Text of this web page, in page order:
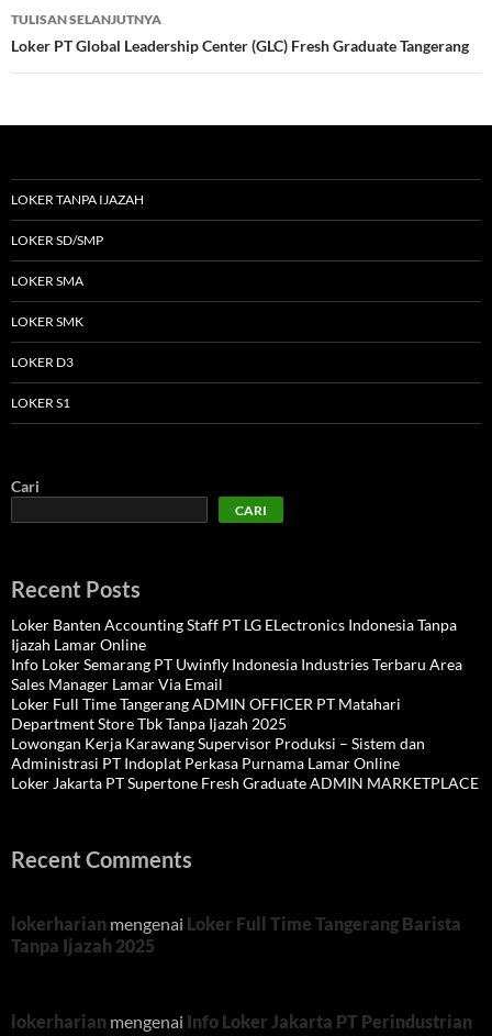
TULISAN SELANJUTNYA
Loker PT Global Leadership Center (GLC) Fresh Graduate Tangerang
LOKER TANPA IJAZAH
LOKER SD/SMP
LOKER SMA
LOKER SMK
LOKER D3
LOKER S1
Cari
CARI
Recent Posts
Loker Banten Accounting Staff PT LG ELectronics Indonesia Tanpa
Ijazah Lamar Online
Info Loker Semarang PT Uwinfly Indonesia Industries Terbaru Area
Sales Manager Lamar Via Email
Loker Full Time Tangerang ADMIN OFFICER PT Matahari
Department Store Tbk Tanpa Ijazah 2025
Lowongan Kerja Karawang Supervisor Produksi – Sistem dan
Administrasi PT Indoplat Perkasa Purnama Lamar Online
Loker Jakarta PT Supertone Fresh Graduate ADMIN MARKETPLACE
Recent Comments
lokerharian mengenai Loker Full Time Tangerang Barista
Tanpa Ijazah 2025
lokerharian mengenai Info Loker Jakarta PT Perindustrian